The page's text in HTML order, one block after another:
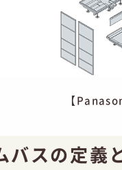
【
バスの定義